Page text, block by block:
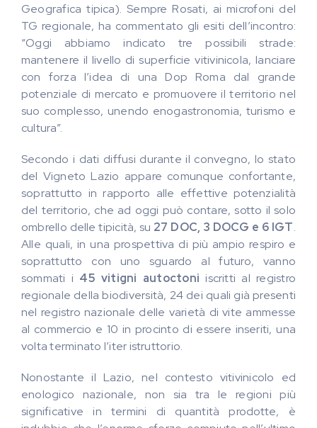
Geografica tipica). Sempre Rosati, ai microfoni del
TG regionale, ha commentato gli esiti dell’incontro:
“Oggi abbiamo indicato tre possibili strade:
mantenere il livello di superficie vitivinicola, lanciare
con forza l’idea di una Dop Roma dal grande
potenziale di mercato e promuovere il territorio nel
suo complesso, unendo enogastronomia, turismo e
cultura”.
Secondo i dati diffusi durante il convegno, lo stato
del Vigneto Lazio appare comunque confortante,
soprattutto in rapporto alle effettive potenzialità
del territorio, che ad oggi può contare, sotto il solo
ombrello delle tipicità, su 27 DOC, 3 DOCG e 6 IGT.
Alle quali, in una prospettiva di più ampio respiro e
soprattutto con uno sguardo al futuro, vanno
sommati i 45 vitigni autoctoni iscritti al registro
regionale della biodiversità, 24 dei quali già presenti
nel registro nazionale delle varietà di vite ammesse
al commercio e 10 in procinto di essere inseriti, una
volta terminato l’iter istruttorio.
Nonostante il Lazio, nel contesto vitivinicolo ed
enologico nazionale, non sia tra le regioni più
significative in termini di quantità prodotte, è